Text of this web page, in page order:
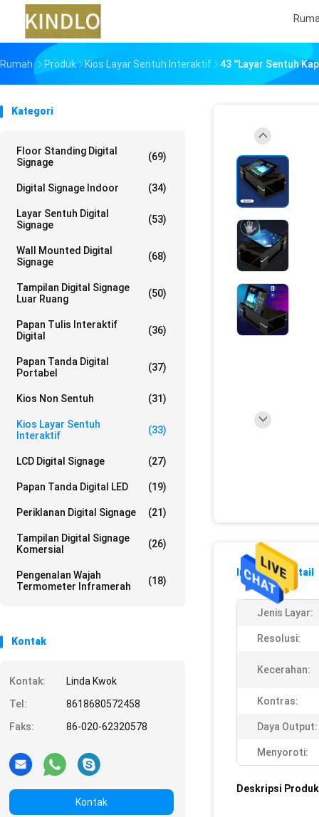
Rumah Produk Kios Layar Sentuh Interaktif 43 ''Layar Sentuh
Kategori
Floor Standing Digital
Signage
(69)
Digital Signage Indoor (34)
Layar Sentuh Digital
Signage
(53)
Wall Mounted Digital
Signage
(68)
Tampilan Digital Signage
Luar Ruang
(50)
Papan Tulis Interaktif
Digital
(36)
Papan Tanda Digital
Portabel
(37)
Kios Non Sentuh (31)
Kios Layar Sentuh
Interaktif
(33)
LCD Digital Signage (27)
Papan Tanda Digital LED (19)
Periklanan Digital Signage (21)
Tampilan Digital Signage
Komersial
(26)
Pengenalan Wajah
Termometer Inframerah
(18)
Kontak
Kontak:
Linda Kwok
Tel:
8618680572458
Faks:
86-020-62320578
Kontak
Informasi Detail
Jenis Layar:
Resolusi:
Kecerahan:
Kontras:
Daya Output:
Menyoroti:
Deskripsi Produk